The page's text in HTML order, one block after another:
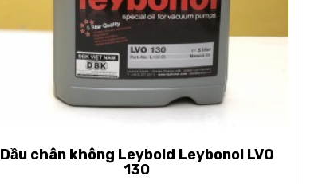
Dầu chân không Leybold Leybonol LVO
130